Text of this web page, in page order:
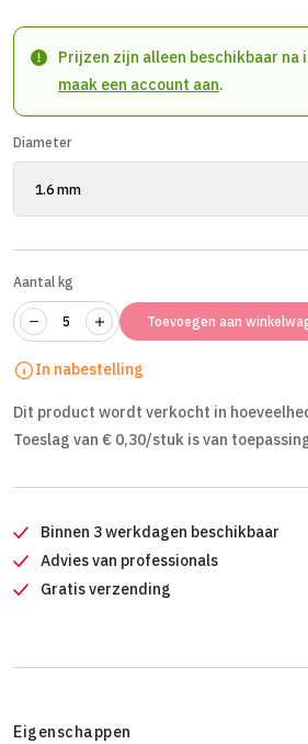
Prijzen zijn alleen beschikbaar na
maak een account aan.
Diameter
Aantal kg
Toevoegen aan
In nabestelling
Dit product wordt verkocht in
Toeslag van € 0,30/stuk is van
Binnen 3 werkdagen beschikbaar
Advies van professionals
Gratis verzending
Eigenschappen